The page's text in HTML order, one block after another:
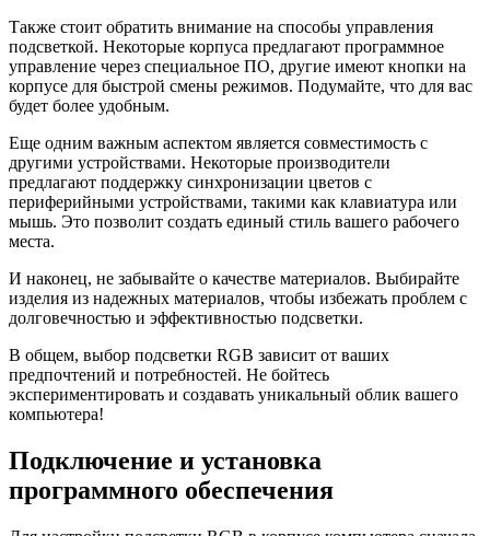
Также стоит обратить внимание на способы управления
подсветкой. Некоторые корпуса предлагают программное
управление через специальное ПО, другие имеют кнопки на
корпусе для быстрой смены режимов. Подумайте, что для вас
будет более удобным.
Еще одним важным аспектом является совместимость с
другими устройствами. Некоторые производители
предлагают поддержку синхронизации цветов с
периферийными устройствами, такими как клавиатура или
мышь. Это позволит создать единый стиль вашего рабочего
места.
И наконец, не забывайте о качестве материалов. Выбирайте
изделия из надежных материалов, чтобы избежать проблем с
долговечностью и эффективностью подсветки.
В общем, выбор подсветки RGB зависит от ваших
предпочтений и потребностей. Не бойтесь
экспериментировать и создавать уникальный облик вашего
компьютера!
Подключение и установка
программного обеспечения